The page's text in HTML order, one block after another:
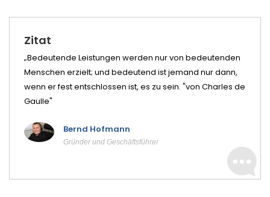
Zitat
„Bedeutende Leistungen werden nur von bedeutenden
Menschen erzielt; und bedeutend ist jemand nur dann,
wenn er fest entschlossen ist, es zu sein. "von Charles de
Gaulle"
Bernd Hofmann
Gründer und Geschäftsführer